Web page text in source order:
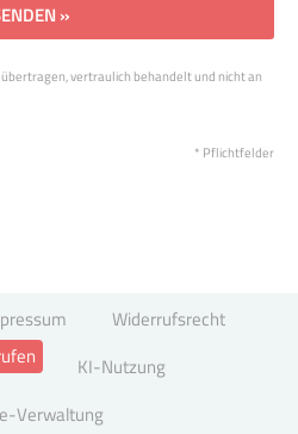
»
vertraulich behandelt und nicht an
* Pflichtfelder
Widerrufsrecht
KI-Nutzung
Verwaltung